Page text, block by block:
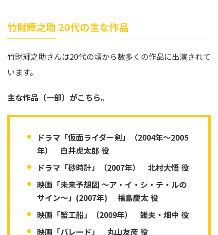
竹財輝之助 20代の主な作品
竹財輝之助さんは20代の頃から数多くの作品に出演されて
います。
主な作品（一部）がこちら。
ドラマ「仮面ライダー剣」（2004年～2005
年） 白井虎太郎 役
ドラマ「砂時計」（2007年） 北村大悟 役
映画「未来予想図 〜ア・イ・シ・テ・ルの
サイン〜」(2007年) 福島慶太 役
映画「蟹工船」（2009年） 雑夫・畑中 役
映画「パレード」 丸山友彦 役